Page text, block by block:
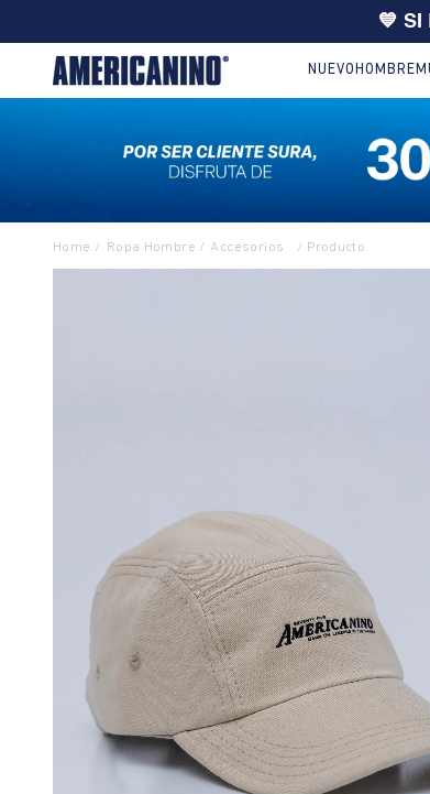
10% EXTRA en
NUEVO HOMBRE
Ropa Hombre Accesorios